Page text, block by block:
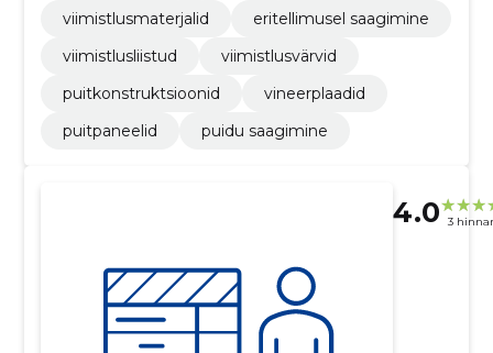
viimistlusmaterjalid
eritellimusel saagimine
viimistlusliistud
viimistlusvärvid
puitkonstruktsioonid
vineerplaadid
puitpaneelid
puidu saagimine
4.0 3